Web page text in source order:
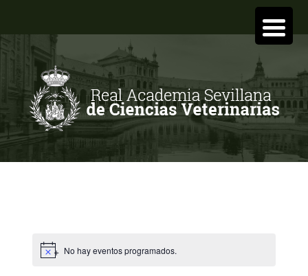
No hay eventos programados.